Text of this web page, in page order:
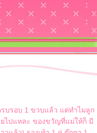
รบรอบ 1 ขวบแล้ว แต่ทำไมลูก
ไปแหละ ของขวัญที่แม่ให้ก็ มี